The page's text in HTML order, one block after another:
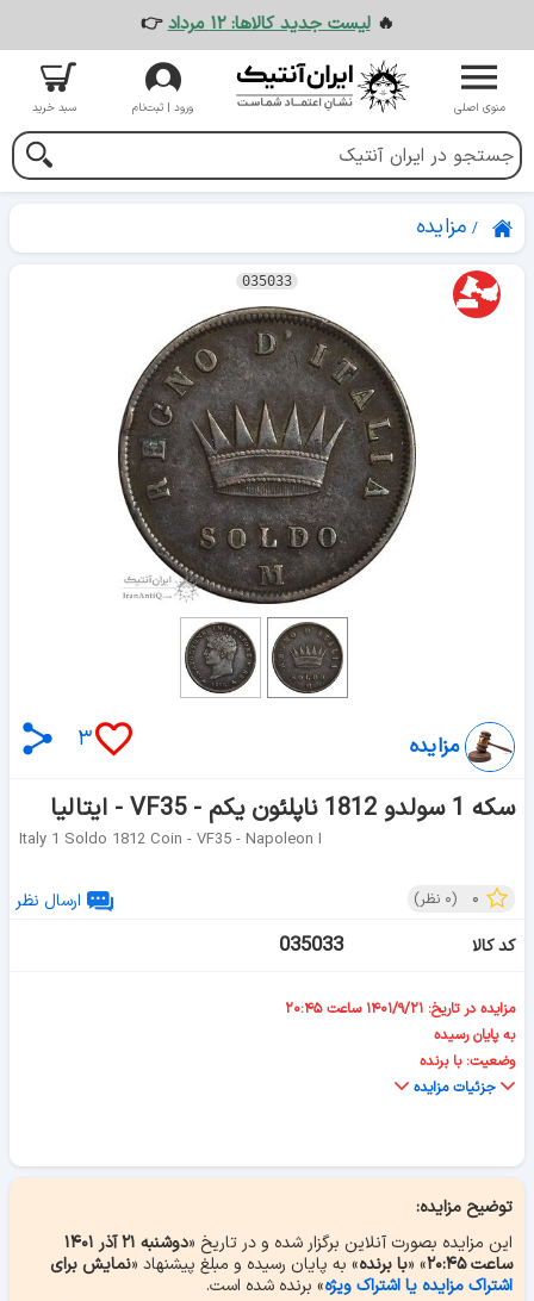
🔥لیست جدید کالاها: ۱۲ مرداد 👉
منوی اصلی ورود | ثبت‌نام سبد خرید
مزایده
035033
۳ مزایده
سکه 1 سولدو 1812 ناپلئون یکم - VF35 - ایتالیا
Italy 1 Soldo 1812 Coin - VF35 - Napoleon I
۰ (۰ نظر)
ارسال نظر
کد کالا
035033
مزایده در تاریخ: ۱۴۰۱/۹/۲۱ ساعت ۲۰:۴۵
به پایان رسیده
وضعیت: با برنده
جزئیات مزایده
توضیح مزایده:
این مزایده بصورت آنلاین برگزار شده و در تاریخ «
دوشنبه ۲۱ آذر ۱۴۰۱
ساعت ۲۰:۴۵
» «با برنده» به پایان رسیده و مبلغ پیشنهاد «نمایش برای
اشتراک مزایده یا اشتراک ویژه» برنده شده است.